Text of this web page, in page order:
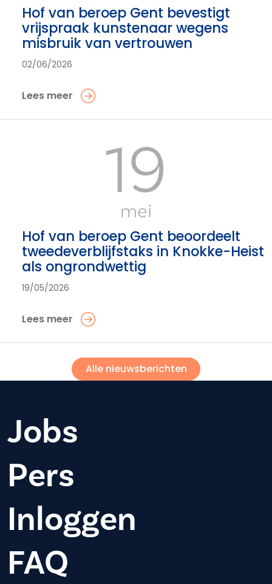
Hof van beroep Gent bevestigt
vrijspraak kunstenaar wegens
misbruik van vertrouwen
02/06/2026
Lees meer
19
mei
Hof van beroep Gent beoordeelt
tweedeverblijfstaks in Knokke-Heist
als ongrondwettig
19/05/2026
Lees meer
Alle nieuwsberichten
Jobs
Pers
Inloggen
FAQ